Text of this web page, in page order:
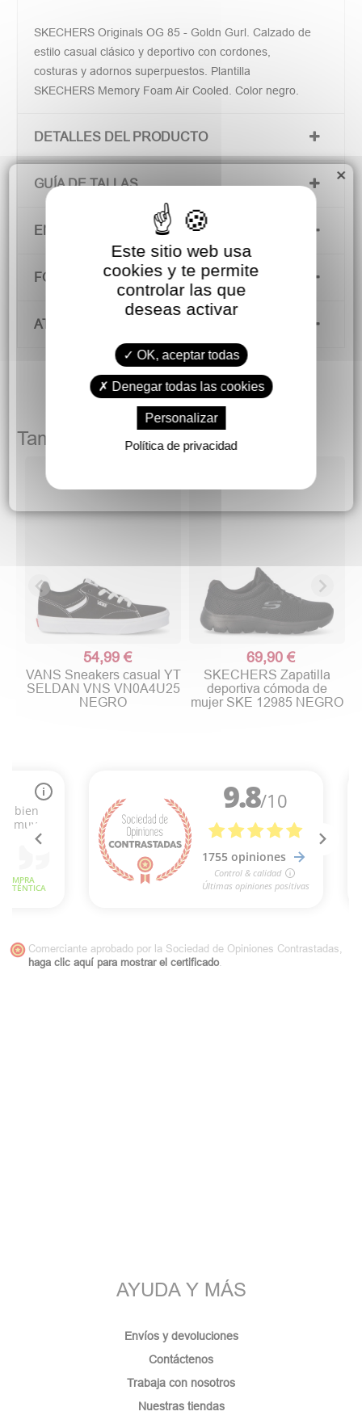
SKECHERS Originals OG 85 - Goldn Gurl. Calzado de
estilo casual clásico y deportivo con cordones,
costuras y adornos superpuestos. Plantilla
SKECHERS Memory Foam Air Cooled. Color negro.
DETALLES DEL PRODUCTO
GUÍA DE TALLAS
ENVÍOS Y DEVOLUCIONES
FORMAS DE PAGO
ATENCIÓN AL CLIENTE
También podría gustarte
54,99 €
VANS Sneakers casual YT
SELDAN VNS VN0A4U25
NEGRO
69,90 €
SKECHERS Zapatilla
deportiva cómoda de
mujer SKE 12985 NEGRO
Comerciante aprobado por la Sociedad de Opiniones Contrastadas,
haga clic aquí para mostrar el certificado.
AYUDA Y MÁS
Envíos y devoluciones
Contáctenos
Trabaja con nosotros
Nuestras tiendas
×
Este sitio web usa
cookies y te permite
controlar las que
deseas activar
OK, aceptar todas
Denegar todas las cookies
Personalizar
Política de privacidad